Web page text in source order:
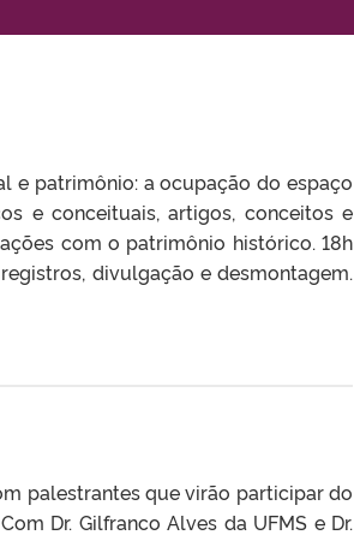
e patrimônio: a ocupação do espaço
e conceituais, artigos, conceitos e
com o patrimônio histórico. 18h
divulgação e desmontagem.
que virão participar do
Dr. Gilfranco Alves da UFMS e Dr.